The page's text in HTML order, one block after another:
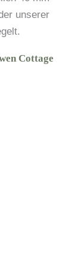
unserer
Cottage